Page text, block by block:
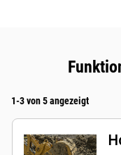
1-3 von 5 angezeigt